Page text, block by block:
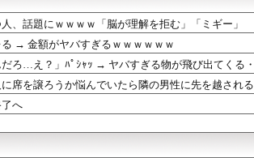
体絶命の窮地、「今度は宏池会に矛...
U-1
から「寝たほうがいい！」と言われ...
政経
悩んでいたら隣の男性に先を越され...
オ
ックドア、外部から...
統計の激震に備えて…？！
│米
たんだけど…エグくない？」8/...
国
…日本の新型軍国主義と批判！
軍
レ”投稿を謝罪「配慮に欠けた行...
発言』キタァアアアアアーーー...
1万5056円」引き上げ勧告...
お
、話題にｗｗｗｗ「脳が理解を拒む」「ミギー」
→ 金額がヤバすぎるｗｗｗｗｗｗ
だろ…え？」ﾊﾟｼｬｯ → ヤバすぎる物が飛び出てくる・
席を譲ろうか悩んでいたら隣の男性に先を越され
ｗｗｗ
へ